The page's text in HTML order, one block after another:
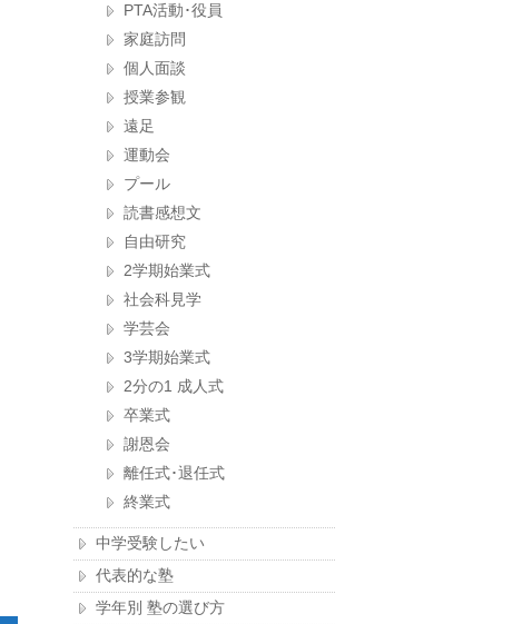
PTA活動･役員
家庭訪問
個人面談
授業参観
遠足
運動会
プール
読書感想文
自由研究
2学期始業式
社会科見学
学芸会
3学期始業式
2分の1 成人式
卒業式
謝恩会
離任式･退任式
終業式
中学受験したい
代表的な塾
学年別 塾の選び方